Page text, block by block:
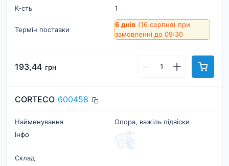
К-cть
1
Термін поставки
6 днів (16 серпня) при
замовленні до 09:30
193,44 грн
CORTECO 600458
Найменування
Опора, важіль підвіски
Інфо
Склад